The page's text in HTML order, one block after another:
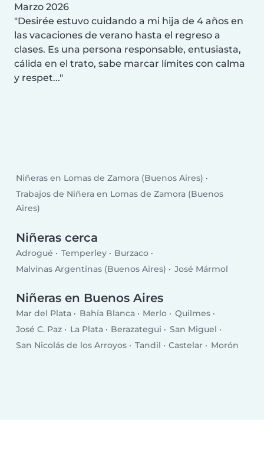
Marzo 2026
Desirée estuvo cuidando a mi hija de 4 años en
las vacaciones de verano hasta el regreso a
clases. Es una persona responsable, entusiasta,
cálida en el trato, sabe marcar límites con calma
y respet...
Niñeras en Lomas de Zamora (Buenos Aires)
Trabajos de Niñera en Lomas de Zamora (Buenos
Aires)
Niñeras cerca
Adrogué Temperley
Burzaco
Malvinas Argentinas (Buenos Aires)
José Mármol
Niñeras en Buenos Aires
Mar del Plata Bahía Blanca Merlo
Quilmes
José C. Paz
La Plata Berazategui
San Miguel
San Nicolás de los Arroyos
Tandil Castelar Morón